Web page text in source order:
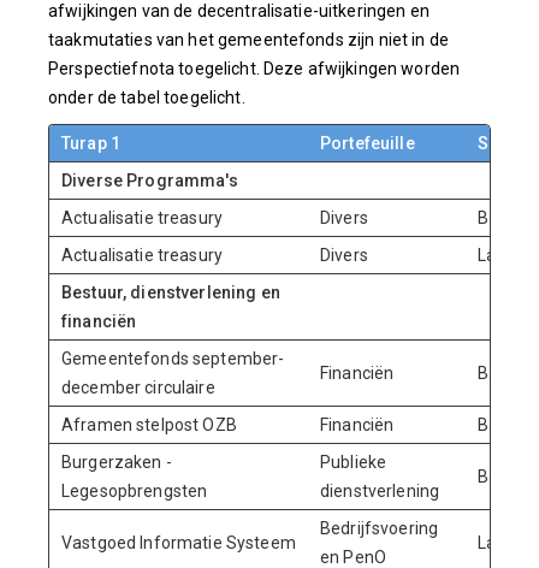
afwijkingen van de decentralisatie-uitkeringen en
taakmutaties van het gemeentefonds zijn niet in de
Perspectiefnota toegelicht. Deze afwijkingen worden
onder de tabel toegelicht.
Turap 1 Portefeuille
Soort
Diverse Programma's
Actualisatie treasury
Divers
Baten
Actualisatie treasury
Divers
Lasten
Bestuur, dienstverlening en
financiën
Gemeentefonds september-
december circulaire
Financiën Baten
Aframen stelpost OZB Financiën
Baten
Burgerzaken -
Legesopbrengsten
Publieke
dienstverlening
Baten
Vastgoed Informatie Systeem
Bedrijfsvoering
en PenO
Lasten